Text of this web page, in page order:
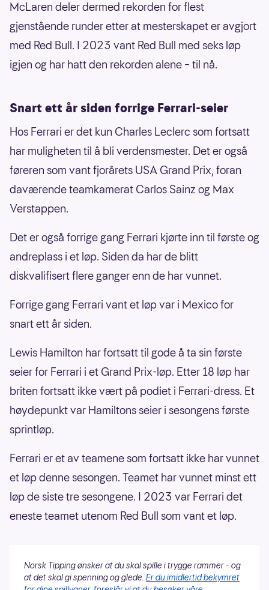
McLaren deler dermed rekorden for flest
gjenstående runder etter at mesterskapet er avgjort
med Red Bull. I 2023 vant Red Bull med seks løp
igjen og har hatt den rekorden alene – til nå.
Snart ett år siden forrige Ferrari-seier
Hos Ferrari er det kun Charles Leclerc som fortsatt
har muligheten til å bli verdensmester. Det er også
føreren som vant fjorårets USA Grand Prix, foran
daværende teamkamerat Carlos Sainz og Max
Verstappen.
Det er også forrige gang Ferrari kjørte inn til første og
andreplass i et løp. Siden da har de blitt
diskvalifisert flere ganger enn de har vunnet.
Forrige gang Ferrari vant et løp var i Mexico for
snart ett år siden.
Lewis Hamilton har fortsatt til gode å ta sin første
seier for Ferrari i et Grand Prix-løp. Etter 18 løp har
briten fortsatt ikke vært på podiet i Ferrari-dress. Et
høydepunkt var Hamiltons seier i sesongens første
sprintløp.
Ferrari er et av teamene som fortsatt ikke har vunnet
et løp denne sesongen. Teamet har vunnet minst ett
løp de siste tre sesongene. I 2023 var Ferrari det
eneste teamet utenom Red Bull som vant et løp.
Norsk Tipping ønsker at du skal spille i trygge rammer - og
at det skal gi spenning og glede. Er du imidlertid bekymret